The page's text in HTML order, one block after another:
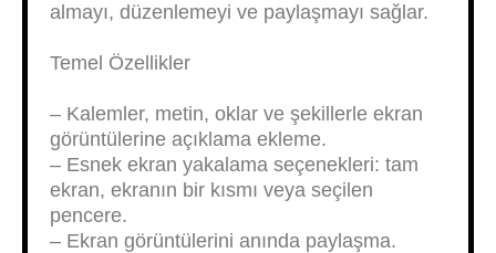
almayı, düzenlemeyi ve paylaşmayı sağlar.
Temel Özellikler
– Kalemler, metin, oklar ve şekillerle ekran
görüntülerine açıklama ekleme.
– Esnek ekran yakalama seçenekleri: tam
ekran, ekranın bir kısmı veya seçilen
pencere.
– Ekran görüntülerini anında paylaşma.